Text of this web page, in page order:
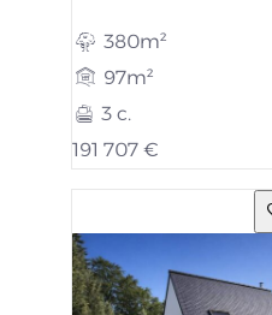
380m²
97m²
3 c.
191 707 €